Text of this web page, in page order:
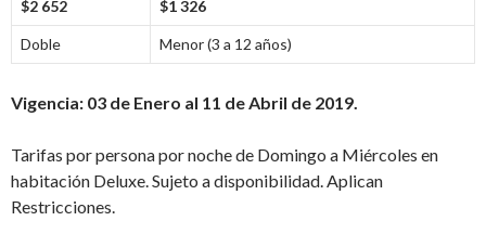
$2 652 $1 326
Doble Menor (3 a 12 años)
Vigencia: 03 de Enero al 11 de Abril de 2019.
Tarifas por persona por noche de Domingo a Miércoles en
habitación Deluxe. Sujeto a disponibilidad. Aplican
Restricciones.